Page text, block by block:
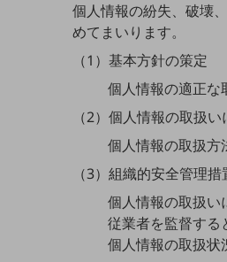
個人情報の紛失、破壊
めてまいります。
（1）基本方針の策定
個人情報の適正な
（2）個人情報の取扱
個人情報の取扱方
（3）組織的安全管理措
個人情報の取扱い
従業者を監督する
個人情報の取扱状